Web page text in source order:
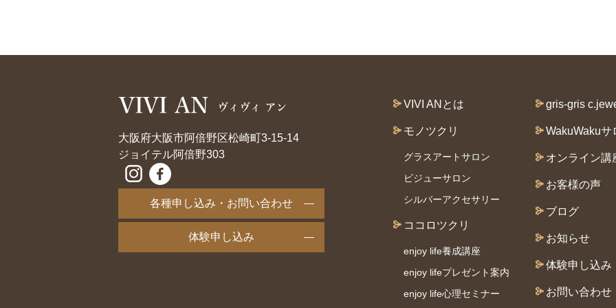
大阪府大阪市阿倍野区松崎町3-15-14
ジョイテル阿倍野303
各種申し込み・お問い合わせ
体験申し込み
VIVI ANとは
モノツクリ
グラスアートサロン
ビジューサロン
シルバーアクセサリー
ココロツクリ
enjoy life養成講座
enjoy lifeプレゼント案内
enjoy life心理セミナー
gris-gris
WakuWakuサ
オンライン講
お客様の声
ブログ
お知らせ
体験申し込み
お問い合わせ